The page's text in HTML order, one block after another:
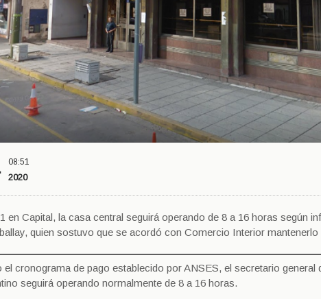
08:51
2020
en Capital, la casa central seguirá operando de 8 a 16 horas según
quien sostuvo que se acordó con Comercio Interior
el cronograma de pago establecido por ANSES, el secretario
seguirá operando normalmente de 8 a 16 horas.